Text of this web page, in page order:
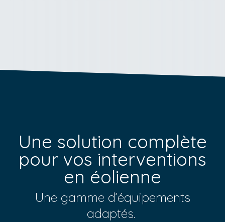
Une solution complète
pour vos interventions
en éolienne
Une gamme d’équipements
adaptés.